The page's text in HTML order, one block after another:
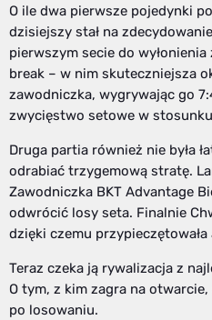
O ile dwa pierwsze pojedynki
dzisiejszy stał na
pierwszym secie do
break – w nim skuteczniejsza
zawodniczka, wygrywając go
zwycięstwo setowe w
Druga partia również nie była
odrabiać trzygemową stratę.
Zawodniczka BKT Advantage
odwrócić losy seta. Finalnie
dzięki czemu
Teraz czeka ją rywalizacja z
O tym, z kim zagra na
po losowaniu.